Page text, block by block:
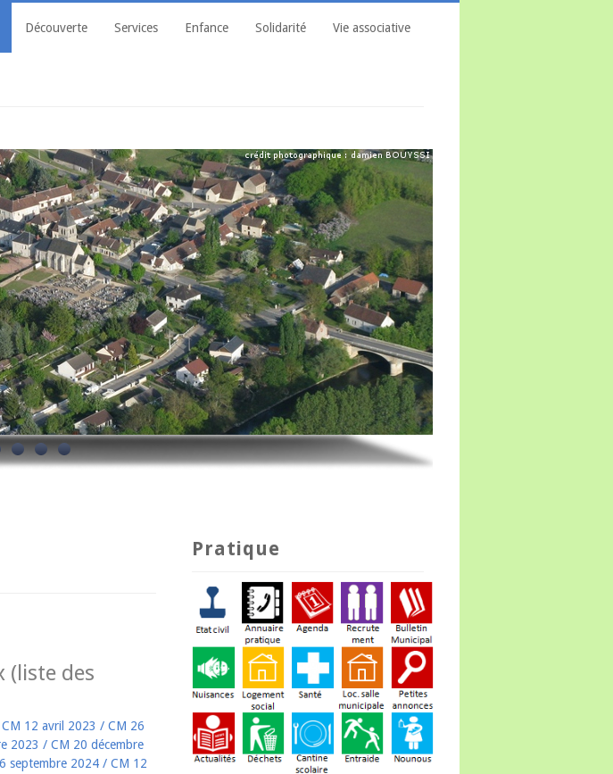
Découverte Services Enfance Solidarité Vie associative
(liste des
CM 12 avril 2023 / CM 26
2023 / CM 20 décembre
septembre 2024 / CM 12
Pratique